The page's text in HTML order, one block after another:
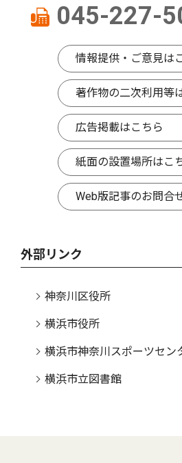
045-227-
情報提供・ご意見は
著作物の二次利用等
広告掲載はこちら
紙面の設置場所はこ
Web版記事のお問合
外部リンク
神奈川区役所
横浜市役所
横浜市神奈川スポーツセン
横浜市立図書館